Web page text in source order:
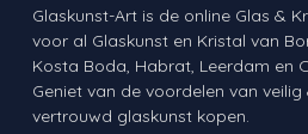
Glaskunst-Art is de online Glas &
voor al Glaskunst en Kristal van
Kosta Boda, Habrat, Leerdam en
Geniet van de voordelen van veilig
vertrouwd glaskunst kopen.